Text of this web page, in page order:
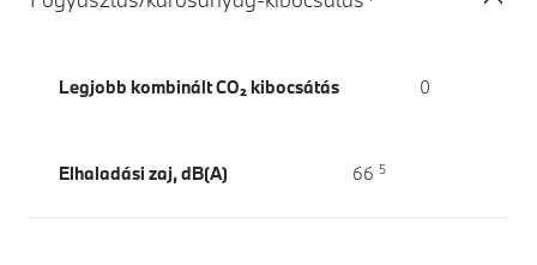
Legjobb kombinált CO₂ kibocsátás 0
Elhaladási zaj, dB(A) 66 5